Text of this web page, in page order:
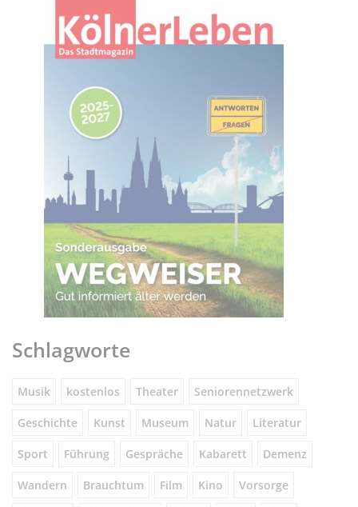
Schlagworte
Musik kostenlos Theater Seniorennetzwerk
Geschichte Kunst Museum Natur Literatur
Sport Führung Gespräche Kabarett Demenz
Wandern Brauchtum Film Kino Vorsorge